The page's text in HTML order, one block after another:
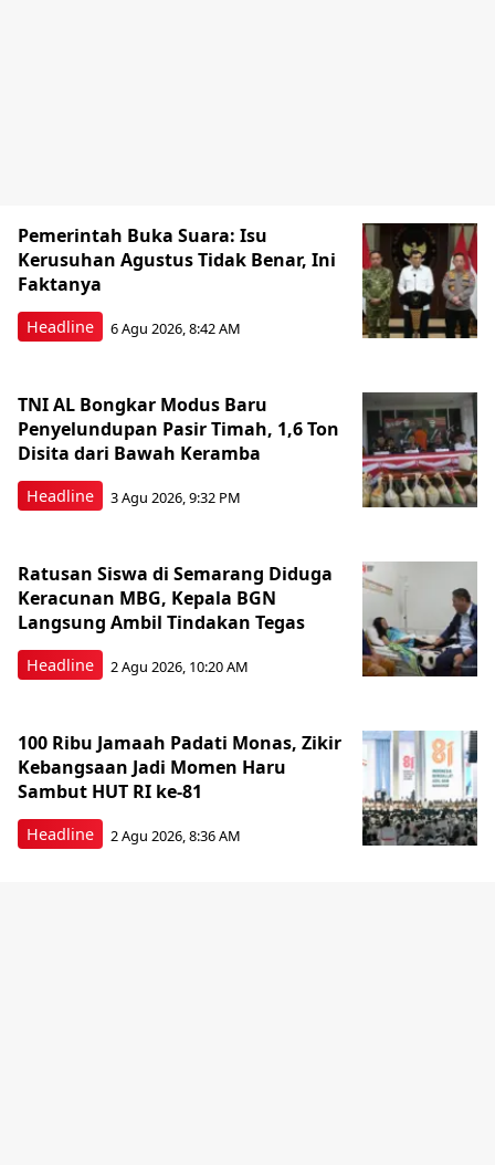
Headline
Pemerintah Buka Suara: Isu
Kerusuhan Agustus Tidak Benar, Ini
Faktanya
6 Agu 2026, 8:42 AM
Headline
TNI AL Bongkar Modus Baru
Penyelundupan Pasir Timah, 1,6 Ton
Disita dari Bawah Keramba
3 Agu 2026, 9:32 PM
Headline
Ratusan Siswa di Semarang Diduga
Keracunan MBG, Kepala BGN
Langsung Ambil Tindakan Tegas
2 Agu 2026, 10:20 AM
Headline
100 Ribu Jamaah Padati Monas, Zikir
Kebangsaan Jadi Momen Haru
Sambut HUT RI ke-81
2 Agu 2026, 8:36 AM